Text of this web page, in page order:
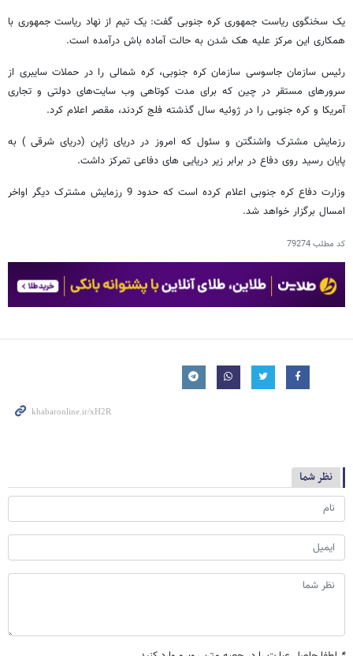
یک سخنگوی ریاست جمهوری کره جنوبی گفت: یک تیم از نهاد ریاست جمهوری با
همکاری این مرکز علیه هک شدن به حالت آماده باش درآمده است.
رئیس سازمان جاسوسی سازمان کره جنوبی، کره شمالی را در حملات سایبری از
سرورهای مستقر در چین که برای مدت کوتاهی وب سایت‌های دولتی و تجاری
آمریکا و کره جنوبی را در ژوئیه سال گذشته فلج کردند، مقصر اعلام کرد.
رزمایش مشترک واشنگتن و سئول که امروز در دریای ژاپن (دریای شرقی ) به
پایان رسید روی دفاع در برابر زیر دریایی های دفاعی تمرکز داشت.
وزارت دفاع کره جنوبی اعلام کرده است که حدود 9 رزمایش مشترک دیگر اواخر
امسال برگزار خواهد شد.
کد مطلب79274
نظر شما